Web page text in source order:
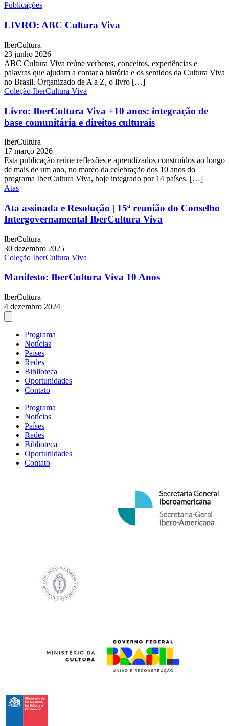
Publicações
LIVRO: ABC Cultura Viva
IberCultura
23 junho 2026
ABC Cultura Viva reúne verbetes, conceitos, experiências e
palavras que ajudam a contar a história e os sentidos da Cultura Viva
no Brasil. Organizado de A a Z, o livro […]
Coleção IberCultura Viva
Livro: IberCultura Viva +10 anos: integração de
base comunitária e direitos culturais
IberCultura
17 março 2026
Esta publicação reúne reflexões e aprendizados construídos ao longo
de mais de um ano, no marco da celebração dos 10 anos do
programa IberCultura Viva, hoje integrado por 14 países. […]
Atas
Ata assinada e Resolução | 15ª reunião do Conselho
Intergovernamental IberCultura Viva
IberCultura
30 dezembro 2025
Coleção IberCultura Viva
Manifesto: IberCultura Viva 10 Anos
IberCultura
4 dezembro 2024
Programa
Notícias
Países
Redes
Biblioteca
Oportunidades
Contato
Programa
Notícias
Países
Redes
Biblioteca
Oportunidades
Contato